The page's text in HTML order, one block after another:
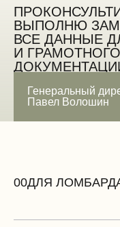
ВЫПОЛНЮ
ВСЕ ДАННЫЕ
И
Генеральный
Павел Волошин
00ДЛЯ